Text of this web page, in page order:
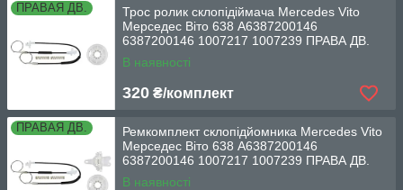
ПРАВАЯ ДВ.
Трос ролик склопідіймача Mercedes Vito
Мерседес Віто 638 A6387200146
6387200146 1007217 1007239 ПРАВА ДВ.
В наявності
320 ₴/комплект
ПРАВАЯ ДВ.
Ремкомплект склопідйомника Mercedes Vito
Мерседес Віто 638 A6387200146
6387200146 1007217 1007239 ПРАВА ДВ.
В наявності